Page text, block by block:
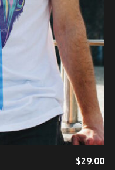
$29.00